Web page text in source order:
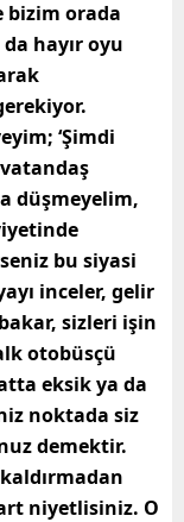
bizim orada
hayır oyu
‘Şimdi
vatandaş
düşmeyelim,
bu siyasi
inceler, gelir
sizleri işin
otobüsçü
eksik ya da
noktada siz
demektir.
art niyetlisiniz. O